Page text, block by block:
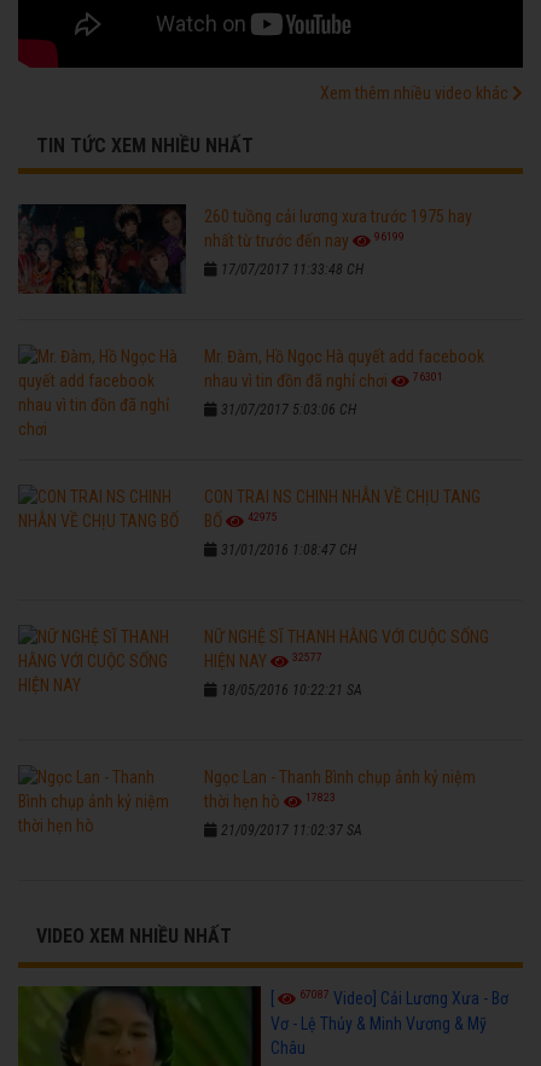
Xem thêm nhiều video khác
TIN TỨC XEM NHIỀU NHẤT
260 tuồng cải lương xưa trước 1975 hay
nhất từ trước đến nay
96199
17/07/2017 11:33:48 CH
Mr. Đàm, Hồ Ngọc Hà quyết add facebook
nhau vì tin đồn đã nghỉ chơi
76301
31/07/2017 5:03:06 CH
CON TRAI NS CHINH NHẪN VỀ CHỊU TANG
BỐ
42975
31/01/2016 1:08:47 CH
NỮ NGHỆ SĨ THANH HẰNG VỚI CUỘC SỐNG
HIỆN NAY
32577
18/05/2016 10:22:21 SA
Ngọc Lan - Thanh Bình chụp ảnh kỷ niệm
thời hẹn hò
17823
21/09/2017 11:02:37 SA
VIDEO XEM NHIỀU NHẤT
[ 67087 Video] Cải Lương Xưa - Bơ
Vơ - Lệ Thủy & Minh Vương & Mỹ
Châu